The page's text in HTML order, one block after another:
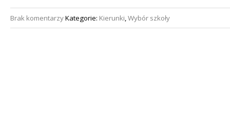
Brak komentarzyKategorie: Kierunki,Wybór szkoły